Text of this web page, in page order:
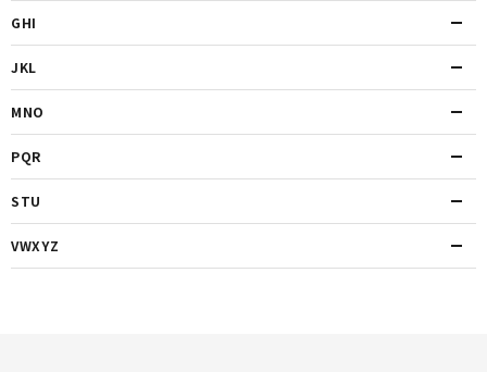
GHI
JKL
MNO
PQR
STU
VWXYZ